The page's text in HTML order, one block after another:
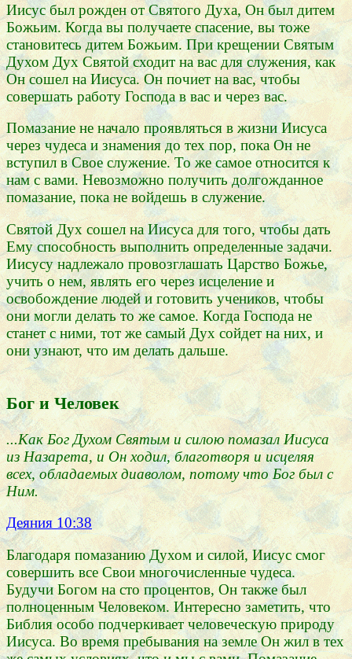
Иисус был рожден от Святого Духа, Он был дитем
Божьим. Когда вы получаете спасение, вы тоже
становитесь дитем Божьим. При крещении Святым
Духом Дух Святой сходит на вас для служения, как
Он сошел на Иисуса. Он почиет на вас, чтобы
совершать работу Господа в вас и через вас.
Помазание не начало проявляться в жизни Иисуса
через чудеса и знамения до тех пор, пока Он не
вступил в Свое служение. То же самое относится к
нам с вами. Невозможно получить долгожданное
помазание, пока не войдешь в служение.
Святой Дух сошел на Иисуса для того, чтобы дать
Ему способность выполнить определенные задачи.
Иисусу надлежало провозглашать Царство Божье,
учить о нем, являть его через исцеление и
освобождение людей и готовить учеников, чтобы
они могли делать то же самое. Когда Господа не
станет с ними, тот же самый Дух сойдет на них, и
они узнают, что им делать дальше.
Бог и Человек
...Как Бог Духом Святым и силою помазал Иисуса
из Назарета, и Он ходил, благотворя и исцеляя
всех, обладаемых диаволом, потому что Бог был с
Ним.
Деяния 10:38
Благодаря помазанию Духом и силой, Иисус смог
совершить все Свои многочисленные чудеса.
Будучи Богом на сто процентов, Он также был
полноценным Человеком. Интересно заметить, что
Библия особо подчеркивает человеческую природу
Иисуса. Во время пребывания на земле Он жил в тех